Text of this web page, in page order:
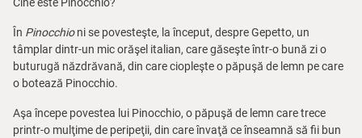
Cine este Pinocchio?
În Pinocchioni se povesteşte, la început, despre Gepetto, un
tâmplar dintr-un mic orăşel italian, care găseşte într-o bună zi o
buturugă năzdrăvană, din care ciopleşte o păpuşă de lemn pe care
o botează Pinocchio.
Aşa începe povestea lui Pinocchio, o păpuşă de lemn care trece
printr-o mulţime de peripeţii, din care învaţă ce înseamnă să fii bun